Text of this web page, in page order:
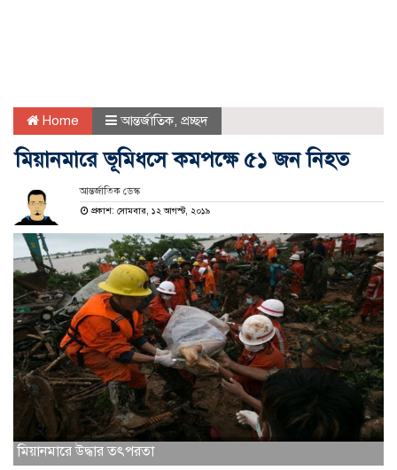
Home আন্তর্জাতিক, প্রচ্ছদ
মিয়ানমারে ভূমিধসে কমপক্ষে ৫১ জন নিহত
আন্তর্জাতিক ডেস্ক
প্রকাশ: সোমবার, ১২ আগস্ট, ২০১৯
মিয়ানমারে উদ্ধার তৎপরতা